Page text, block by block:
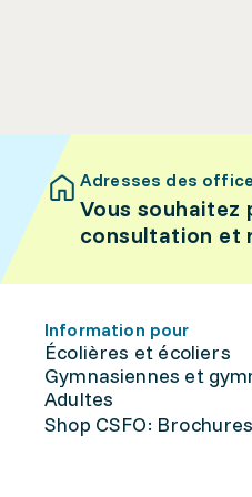
Adresses des
Vous souhaitez
consultation et
Information pour
Écolières et écoliers
Gymnasiennes et
Adultes
Shop CSFO: